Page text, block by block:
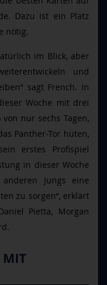
Dazu ist ein Platz
nötig.
im Blick, aber
und
sagt French. In
Woche mit drei
nur sechs Tagen,
Panther-Tor hüten,
erstes Profispiel
in dieser Woche
Jungs eine
zu sorgen“, erklärt
Pietta, Morgan
MIT